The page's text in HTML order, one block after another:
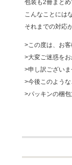
包装も2冊まと
こんなことには
それまでの対応
>この度は、お
>大変ご迷惑を
>申し訳ございま
>今後このような
>パッキンの梱包